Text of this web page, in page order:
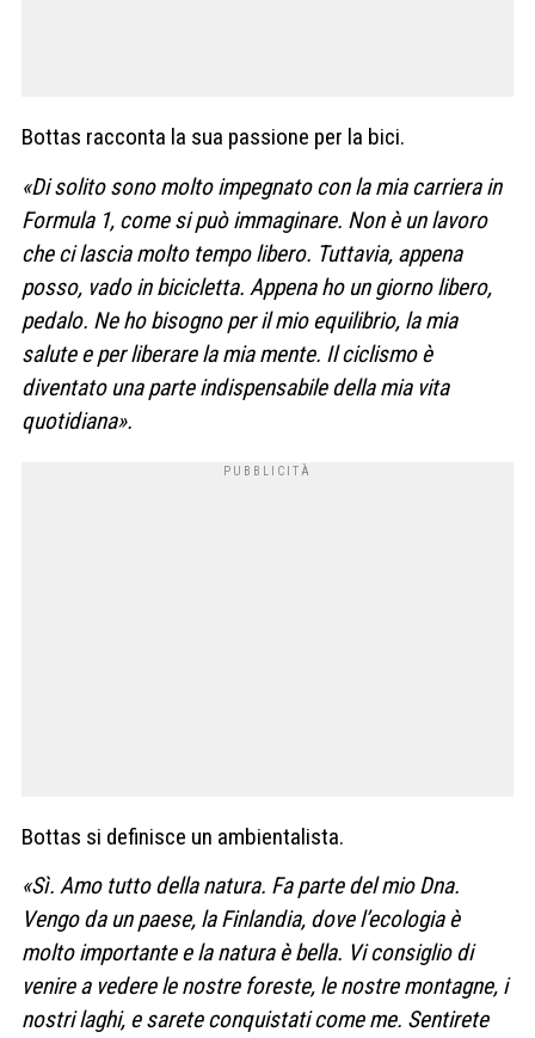
Bottas racconta la sua passione per la bici.
«Di solito sono molto impegnato con la mia carriera in
Formula 1, come si può immaginare. Non è un lavoro
che ci lascia molto tempo libero. Tuttavia, appena
posso, vado in bicicletta. Appena ho un giorno libero,
pedalo. Ne ho bisogno per il mio equilibrio, la mia
salute e per liberare la mia mente. Il ciclismo è
diventato una parte indispensabile della mia vita
quotidiana».
Bottas si definisce un ambientalista.
«Sì. Amo tutto della natura. Fa parte del mio Dna.
Vengo da un paese, la Finlandia, dove l’ecologia è
molto importante e la natura è bella. Vi consiglio di
venire a vedere le nostre foreste, le nostre montagne, i
nostri laghi, e sarete conquistati come me. Sentirete